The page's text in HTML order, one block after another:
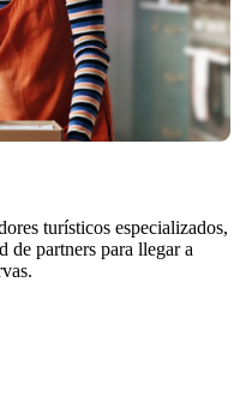
turísticos especializados,
de partners para llegar a